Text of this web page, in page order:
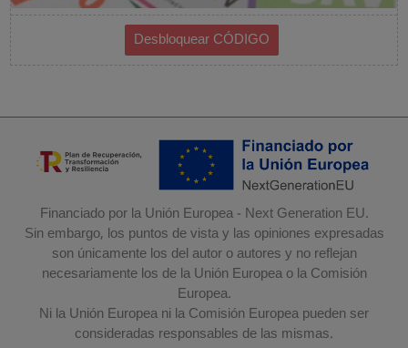
Financiado por la Unión Europea - Next Generation EU.
Sin embargo, los puntos de vista y las opiniones expresadas
son únicamente los del autor o autores y no reflejan
necesariamente los de la Unión Europea o la Comisión
Europea.
Ni la Unión Europea ni la Comisión Europea pueden ser
consideradas responsables de las mismas.